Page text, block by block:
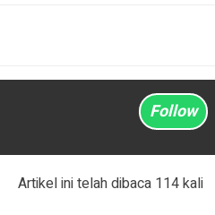
Follow
Artikel ini telah dibaca 114 kali